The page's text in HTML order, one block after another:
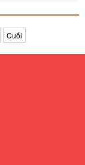
Cuối